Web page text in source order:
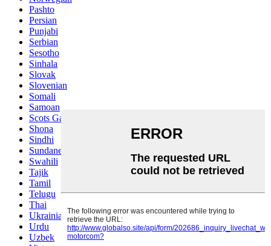
Pashto
Persian
Punjabi
Serbian
Sesotho
Sinhala
Slovak
Slovenian
Somali
Samoan
Scots Gaelic
Shona
Sindhi
Sundanese
Swahili
Tajik
Tamil
Telugu
Thai
Ukrainian
Urdu
Uzbek